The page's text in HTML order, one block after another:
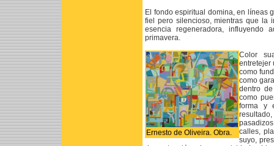
El fondo espiritual domina, en líneas
fiel pero silencioso, mientras que la
esencia regeneradora,
primavera.
Ernesto de Oliveira. Obra.
Color
entretejer
como
como
dentro
como
forma y
calles,
suyo,